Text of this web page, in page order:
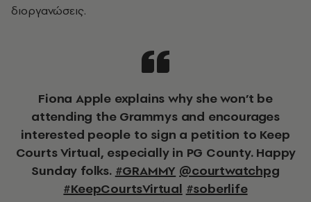
διοργανώσεις.
Fiona Apple explains why she won’t be
attending the Grammys and encourages
interested people to sign a petition to Keep
Courts Virtual, especially in PG County. Happy
Sunday folks. #GRAMMY @courtwatchpg
#KeepCourtsVirtual #soberlife